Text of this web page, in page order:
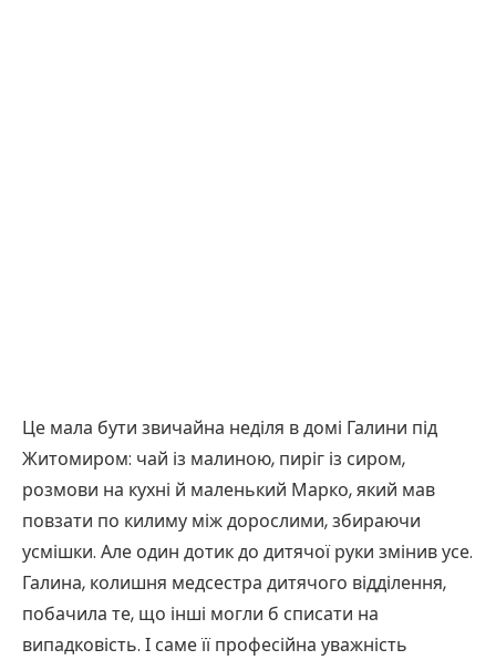
Це мала бути звичайна неділя в домі Галини під
Житомиром: чай із малиною, пиріг із сиром,
розмови на кухні й маленький Марко, який мав
повзати по килиму між дорослими, збираючи
усмішки. Але один дотик до дитячої руки змінив усе.
Галина, колишня медсестра дитячого відділення,
побачила те, що інші могли б списати на
випадковість. І саме її професійна уважність